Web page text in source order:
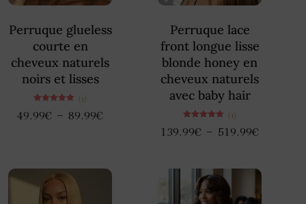
Perruque glueless
courte en
cheveux naturels
noirs et lisses
5.00
(1)
49.99€ – 89.99€
Perruque lace
front longue lisse
blonde honey en
cheveux naturels
avec baby hair
5.00
(1)
139.99€ – 519.99€